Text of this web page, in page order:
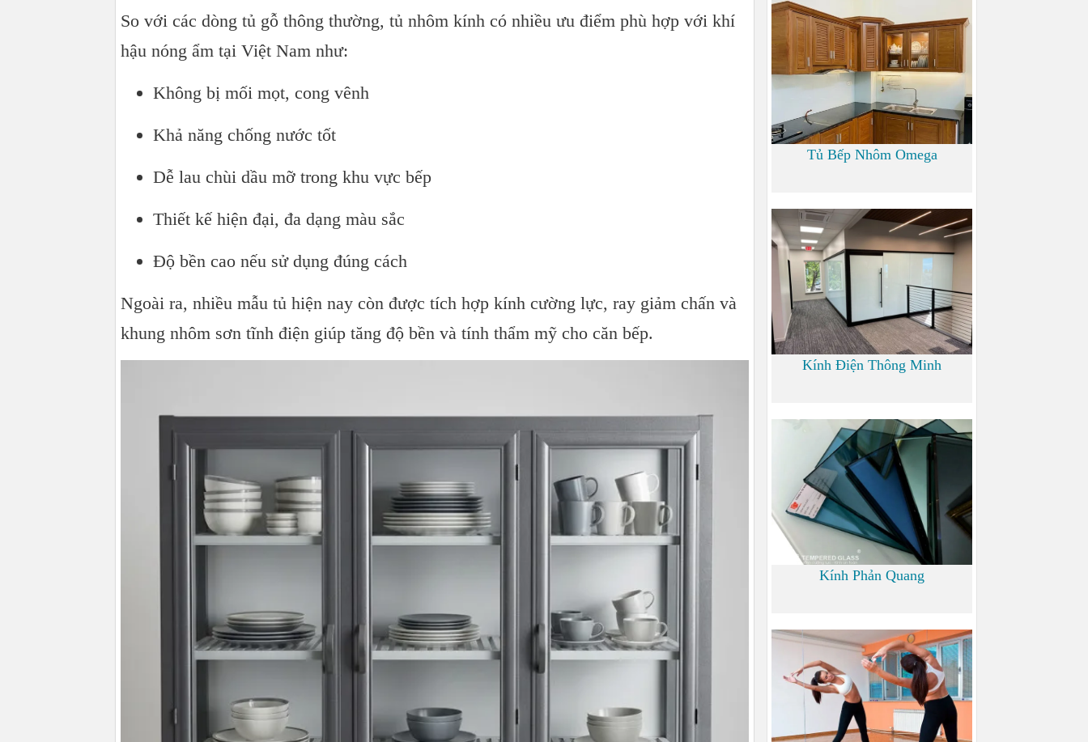
So với các dòng tủ gỗ thông thường, tủ nhôm kính có nhiều ưu điểm phù hợp với khí
hậu nóng ẩm tại Việt Nam như:
Không bị mối mọt, cong vênh
Khả năng chống nước tốt
Dễ lau chùi dầu mỡ trong khu vực bếp
Thiết kế hiện đại, đa dạng màu sắc
Độ bền cao nếu sử dụng đúng cách
Ngoài ra, nhiều mẫu tủ hiện nay còn được tích hợp kính cường lực, ray giảm chấn và
khung nhôm sơn tĩnh điện giúp tăng độ bền và tính thẩm mỹ cho căn bếp.
Tủ Bếp Nhôm Omega
6.000
Kính Điện Thông Minh
Kính Phản Quang